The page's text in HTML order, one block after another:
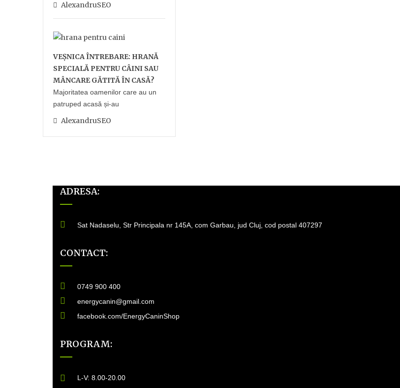
AlexandruSEO
VEȘNICA ÎNTREBARE: HRANĂ
SPECIALĂ PENTRU CÂINI SAU
MÂNCARE GĂTITĂ ÎN CASĂ?
Majoritatea oamenilor care au un
patruped acasă și-au
AlexandruSEO
ADRESA:
Sat Nadaselu, Str Principala nr 145A, com Garbau, jud Cluj, cod postal 407297
CONTACT:
0749 900 400
energycanin@gmail.com
facebook.com/EnergyCaninShop
PROGRAM:
L-V: 8.00-20.00